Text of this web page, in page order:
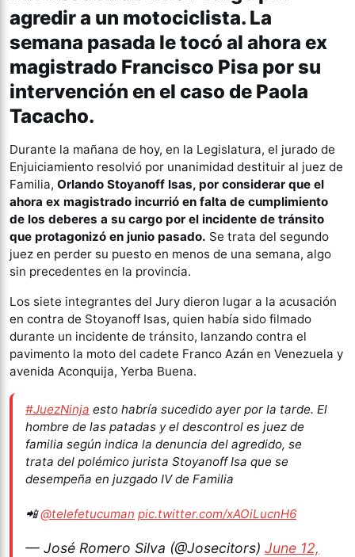
agredir a un motociclista. La
semana pasada le tocó al ahora ex
magistrado Francisco Pisa por su
intervención en el caso de Paola
Tacacho.
Durante la mañana de hoy, en la Legislatura, el jurado de
Enjuiciamiento resolvió por unanimidad destituir al juez de
Familia, Orlando Stoyanoff Isas, por considerar que el
ahora ex magistrado incurrió en falta de cumplimiento
de los deberes a su cargo por el incidente de tránsito
que protagonizó en junio pasado. Se trata del segundo
juez en perder su puesto en menos de una semana, algo
sin precedentes en la provincia.
Los siete integrantes del Jury dieron lugar a la acusación
en contra de Stoyanoff Isas, quien había sido filmado
durante un incidente de tránsito, lanzando contra el
pavimento la moto del cadete Franco Azán en Venezuela y
avenida Aconquija, Yerba Buena.
#JuezNinja esto habría sucedido ayer por la tarde. El
hombre de las patadas y el descontrol es juez de
familia según indica la denuncia del agredido, se
trata del polémico jurista Stoyanoff Isa que se
desempeña en juzgado IV de Familia
📲@telefetucuman pic.twitter.com/xAOiLucnH6
— José Romero Silva (@Josecitors) June 12,